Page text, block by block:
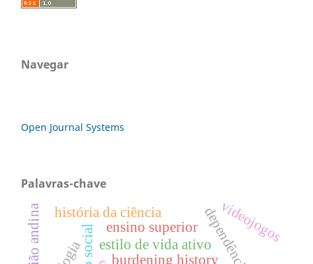
Navegar
Open Journal Systems
Palavras-chave
burdening history
estilo de vida ativo
região andina história da ciência videojogos
ensino superior